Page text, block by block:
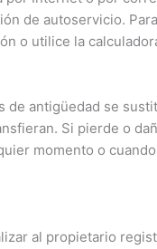
de autoservicio.
o utilice la
de antigüedad se
Si pierde o
momento o
al propietario